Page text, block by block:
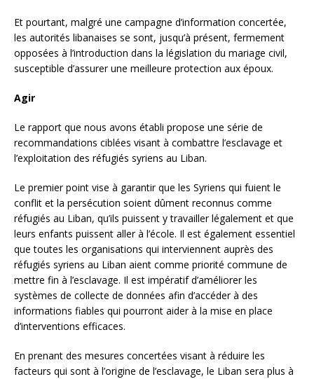
Et pourtant, malgré une campagne d’information concertée,
les autorités libanaises se sont, jusqu’à présent, fermement
opposées à l’introduction dans la législation du mariage civil,
susceptible d’assurer une meilleure protection aux époux.
Agir
Le rapport que nous avons établi propose une série de
recommandations ciblées visant à combattre l’esclavage et
l’exploitation des réfugiés syriens au Liban.
Le premier point vise à garantir que les Syriens qui fuient le
conflit et la persécution soient dûment reconnus comme
réfugiés au Liban, qu’ils puissent y travailler légalement et que
leurs enfants puissent aller à l’école. Il est également essentiel
que toutes les organisations qui interviennent auprès des
réfugiés syriens au Liban aient comme priorité commune de
mettre fin à l’esclavage. Il est impératif d’améliorer les
systèmes de collecte de données afin d’accéder à des
informations fiables qui pourront aider à la mise en place
d’interventions efficaces.
En prenant des mesures concertées visant à réduire les
facteurs qui sont à l’origine de l’esclavage, le Liban sera plus à